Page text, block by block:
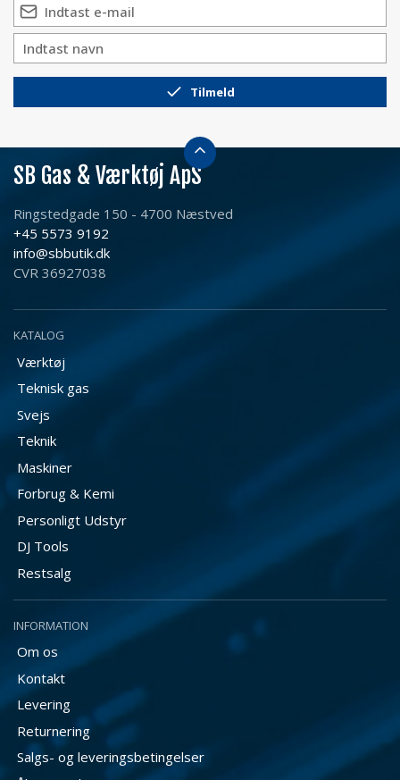
Tilmeld
SB Gas & Værktøj ApS
Ringstedgade 150 - 4700 Næstved
+45 5573 9192
info@sbbutik.dk
CVR 36927038
KATALOG
Værktøj
Teknisk gas
Svejs
Teknik
Maskiner
Forbrug & Kemi
Personligt Udstyr
DJ Tools
Restsalg
INFORMATION
Om os
Kontakt
Levering
Returnering
Salgs- og leveringsbetingelser